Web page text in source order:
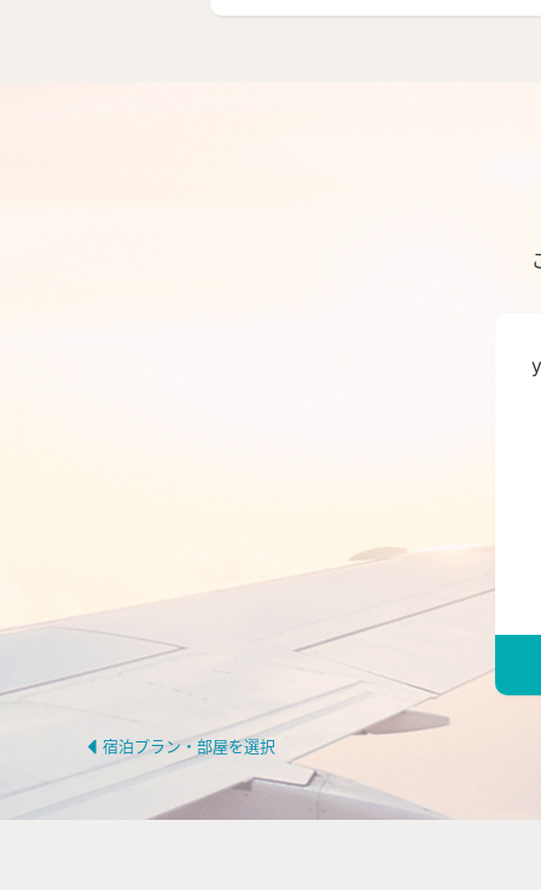
宿泊プラン・部屋を選択